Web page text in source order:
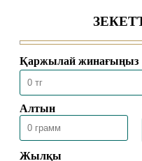
30.05.2026 4465
МЕККЕДЕ 1447 ҺИЖРИ ЖЫЛҒЫ
ҚАЖЫЛЫҚ МАУСЫМЫ
ҚОРЫТЫНДЫЛАНДЫ
30.05.2026